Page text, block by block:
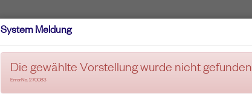
System Meldung
Die gewählte Vorstellung wurde nicht gefunden
ErrorNo. 270083